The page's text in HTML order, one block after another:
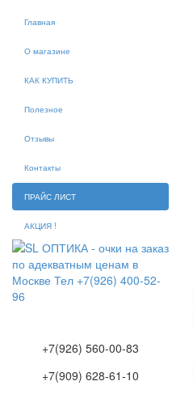
Главная
О магазине
КАК КУПИТЬ
Полезное
Отзывы
Контакты
ПРАЙС ЛИСТ
АКЦИЯ !
+7(926) 560-00-83
+7(909) 628-61-10